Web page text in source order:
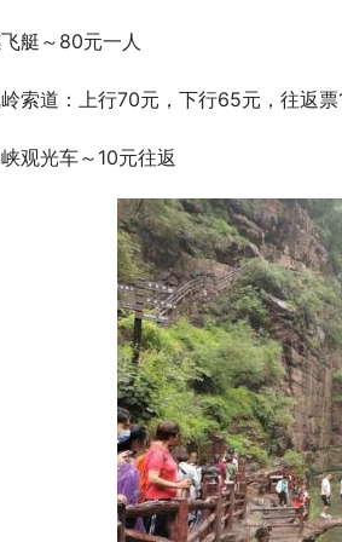
艇～80元一人
索道：上行70元，下行65元，往返
观光车～10元往返